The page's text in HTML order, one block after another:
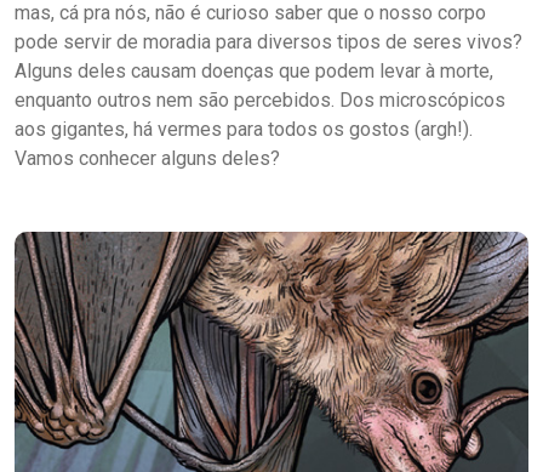
mas, cá pra nós, não é curioso saber que o nosso corpo
pode servir de moradia para diversos tipos de seres vivos?
Alguns deles causam doenças que podem levar à morte,
enquanto outros nem são percebidos. Dos microscópicos
aos gigantes, há vermes para todos os gostos (argh!).
Vamos conhecer alguns deles?